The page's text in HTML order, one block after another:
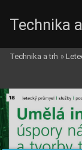
Technika
Technika a trh »